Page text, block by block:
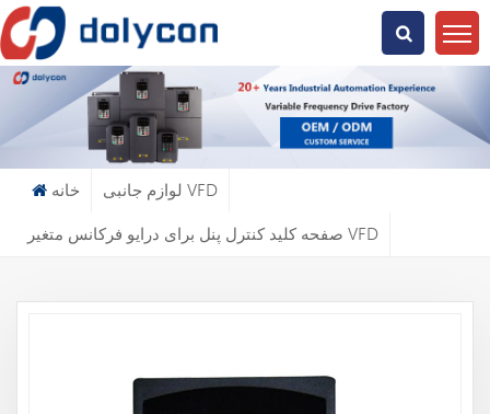
دنبال چی میگردی؟
خانه لوازم جانبی VFD
صفحه کلید کنترل پنل برای درایو فرکانس متغیر VFD